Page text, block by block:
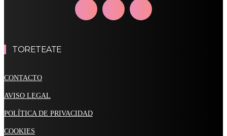
TORETEATE
CONTACTO
AVISO LEGAL
POLÍTICA DE PRIVACIDAD
COOKIES